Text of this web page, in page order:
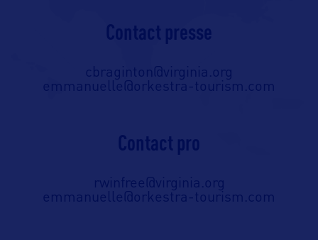
Contact presse
cbraginton@virginia.org
emmanuelle@orkestra-tourism.com
Contact pro
rwinfree@virginia.org
emmanuelle@orkestra-tourism.com